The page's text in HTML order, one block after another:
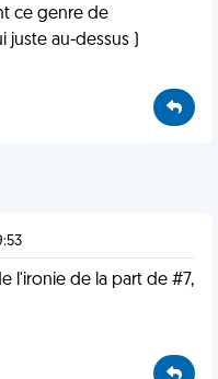
ce genre de
au-dessus )
l'ironie de la part de #7,